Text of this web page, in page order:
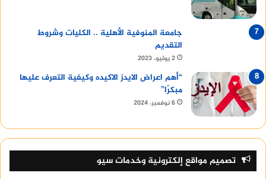
جامعة المنوفية الأهلية .. الكليات وشروط
التقديم
2 يوليو، 2023
“أهم اعراض الايدز الاكيده وكيفية التعرف عليها
مبكرًا”
6 نوفمبر، 2024
تصميم مواقع إلكترونية وخدمات سيو